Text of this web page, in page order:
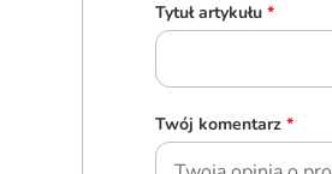
Tytuł artykułu *
Twój komentarz *